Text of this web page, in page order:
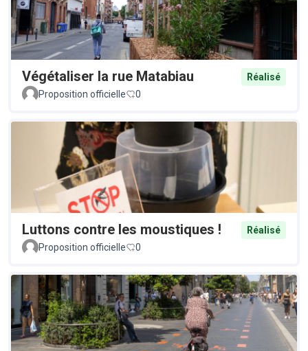
Végétaliser la rue Matabiau
Réalisé
Proposition officielle
0
Luttons contre les moustiques !
Réalisé
Proposition officielle
0